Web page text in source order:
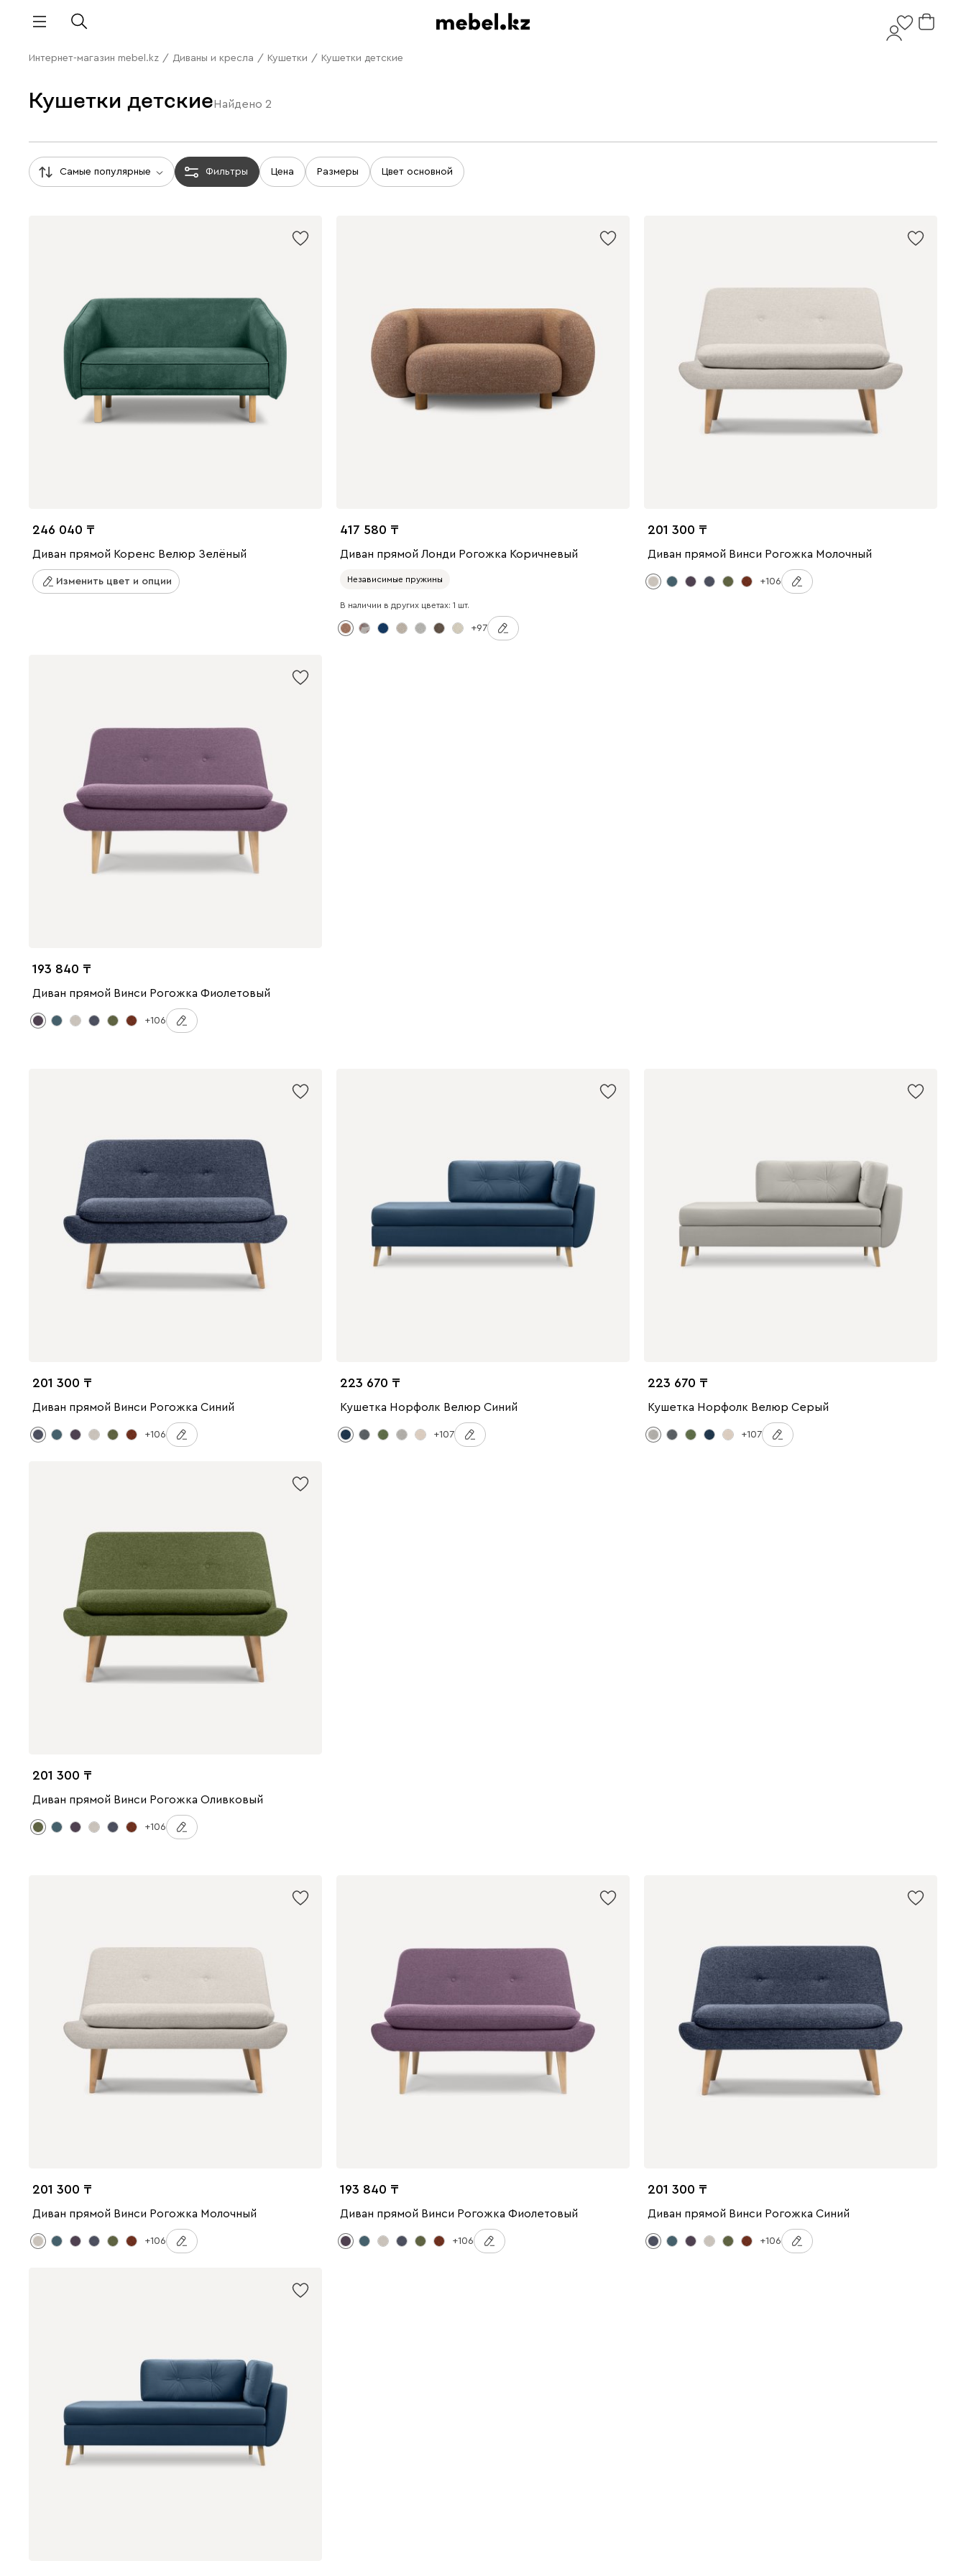
Интернет-магазин mebel.kz / Диваны и кресла / Кушетки / Кушетки детские
Кушетки детские Найдено 2
Самые популярные Фильтры Цена Размеры Цвет основной
246 040
Диван прямой Коренс Велюр Зелёный
Изменить цвет и опции
417 580
Диван прямой Лонди Рогожка Коричневый
Независимые пружины
В наличии в других цветах: 1 шт.
+97
201 300
Диван прямой Винси Рогожка Молочный
+106
193 840
Диван прямой Винси Рогожка Фиолетовый
+106
201 300
Диван прямой Винси Рогожка Синий
+106
223 670
Кушетка Норфолк Велюр Синий
+107
223 670
Кушетка Норфолк Велюр Серый
+107
201 300
Диван прямой Винси Рогожка Оливковый
+106
201 300
Диван прямой Винси Рогожка Молочный
+106
193 840
Диван прямой Винси Рогожка Фиолетовый
+106
201 300
Диван прямой Винси Рогожка Синий
+106